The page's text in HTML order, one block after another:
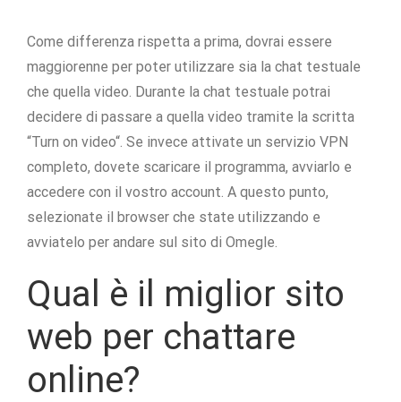
Come differenza rispetta a prima, dovrai essere
maggiorenne per poter utilizzare sia la chat testuale
che quella video. Durante la chat testuale potrai
decidere di passare a quella video tramite la scritta
“Turn on video“. Se invece attivate un servizio VPN
completo, dovete scaricare il programma, avviarlo e
accedere con il vostro account. A questo punto,
selezionate il browser che state utilizzando e
avviatelo per andare sul sito di Omegle.
Qual è il miglior sito
web per chattare
online?